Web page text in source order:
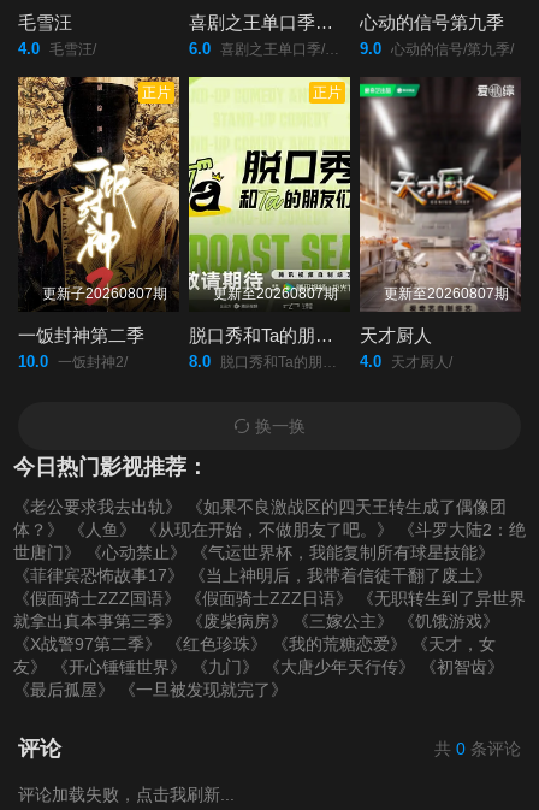
毛雪汪
4.0 毛雪汪/
喜剧之王单口季第三季
6.0 喜剧之王单口季/第三季/
心动的信号第九季
9.0 心动的信号/第九季/
正片
更新子20260807期
一饭封神第二季
10.0 一饭封神2/
正片
更新至20260807期
脱口秀和Ta的朋友们第三季
8.0 脱口秀和Ta的朋友们/第三季/
更新至20260807期
天才厨人
4.0 天才厨人/
换一换
今日热门影视推荐：
《老公要求我去出轨》
《如果不良激战区的四天王转生成了偶像团
体？》
《人鱼》 《从现在开始，不做朋友了吧。》
《斗罗大陆2：绝
世唐门》
《心动禁止》
《气运世界杯，我能复制所有球星技能》
《菲律宾恐怖故事17》
《当上神明后，我带着信徒干翻了废土》
《假面骑士ZZZ国语》
《假面骑士ZZZ日语》
《无职转生到了异世界
就拿出真本事第三季》
《废柴病房》 《三嫁公主》
《饥饿游戏》
《X战警97第二季》
《红色珍珠》 《我的荒糖恋爱》
《天才，女
友》
《开心锤锤世界》 《九门》 《大唐少年天行传》
《初智齿》
《最后孤屋》
《一旦被发现就完了》
评论 共 0 条评论
评论加载失败，点击我刷新...